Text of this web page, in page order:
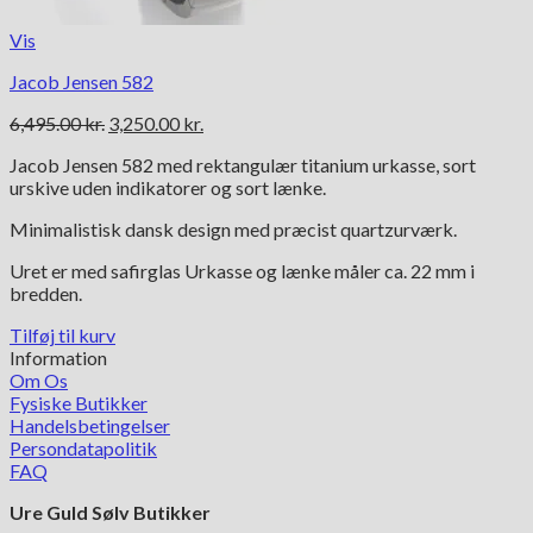
Vis
Jacob Jensen 582
6,495.00kr. Den
pris
var:
3,250.00 kr.
pris
er:
Jacob Jensen 582 med rektangulær titanium urkasse, sort
urskive uden indikatorer og sort lænke.
Minimalistisk dansk design med præcist quartzurværk.
Uret er med safirglas Urkasse og lænke måler ca. 22 mm i
bredden.
Tilføj til kurv
Information
Om Os
Fysiske Butikker
Handelsbetingelser
Persondatapolitik
FAQ
Ure Guld Sølv Butikker